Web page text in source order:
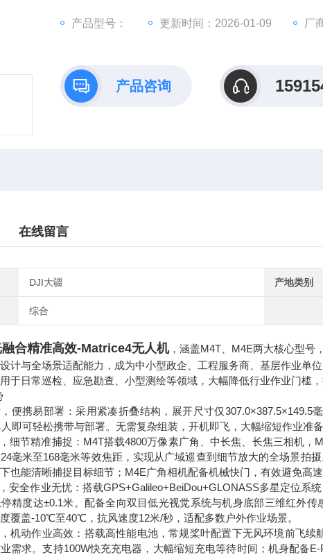
产品型号：
更新时间：2026-01-09 厂
产品咨询
在线留言
DJI大疆 产地类别
综合
合精准高效-Matrice4无人机，涵盖M4T、M4E两大核心型号
计与全场景适配能力，成为中小型政企、工程服务商、基层作业单
于日常巡检、应急勘查、小型测绘等领域，大幅降低行业作业门槛，
便携易部署：采用紧凑折叠结构，展开尺寸仅307.0×387.5×149.5
即可轻松携带与部署。无需复杂组装，开机即飞，大幅缩短作业准
细节精准捕捉：M4T搭载4800万像素广角、中长焦、长焦三相机，
毫米至168毫米等效焦距，实现从广域巡查到细节放大的全场景拍
也能清晰捕捉目标细节；M4E广角相机配备机械快门，有效避免高
安全作业无忧：搭载GPS+Galileo+BeiDou+GLONASS多星定位系
精度达±0.1米。配备全向双目低光视觉系统与机身底部三维红外
覆盖-10℃至40℃，抗风速度12米/秒，适配多数户外作业场景。
机动作业高效：搭载高性能电池，常规桨叶配置下无风环境前飞
需求。支持100W快充充电器，大幅缩短充电等待时间；机身配备